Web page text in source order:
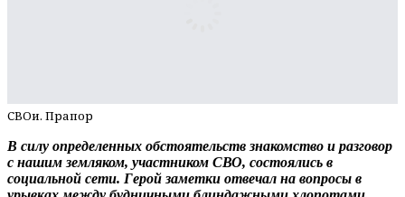
СВОи. Прапор
В силу определенных обстоятельств знакомство и разговор
с нашим земляком, участником СВО, состоялись в
социальной сети. Герой заметки отвечал на вопросы в